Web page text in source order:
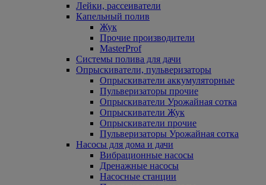
Лейки, рассеиватели
Капельный полив
Жук
Прочие производители
MasterProf
Системы полива для дачи
Опрыскиватели, пульверизаторы
Опрыскиватели аккумуляторные
Пульверизаторы прочие
Опрыскиватели Урожайная сотка
Опрыскиватели Жук
Опрыскиватели прочие
Пульверизаторы Урожайная сотка
Насосы для дома и дачи
Вибрационные насосы
Дренажные насосы
Насосные станции